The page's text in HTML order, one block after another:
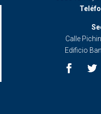
Calle
Edificio